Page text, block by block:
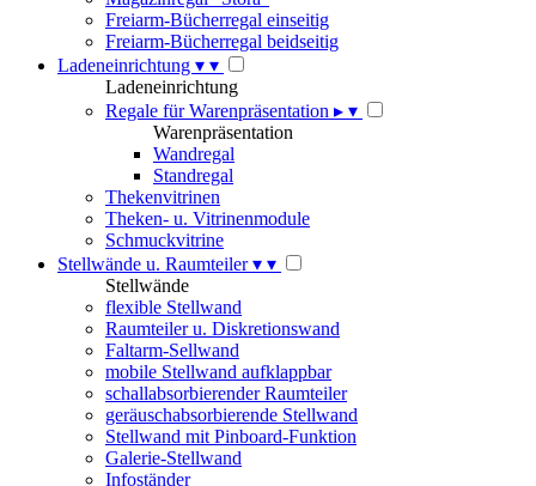
Freiarm-Bücherregal einseitig
Freiarm-Bücherregal beidseitig
Ladeneinrichtung ▾ ▾
Ladeneinrichtung
Regale für Warenpräsentation ▸ ▾
Warenpräsentation
Wandregal
Standregal
Thekenvitrinen
Theken- u. Vitrinenmodule
Schmuckvitrine
Stellwände u. Raumteiler▾ ▾
Stellwände
flexible Stellwand
Raumteiler u. Diskretionswand
Faltarm-Sellwand
mobile Stellwand aufklappbar
schallabsorbierender Raumteiler
geräuschabsorbierende Stellwand
Stellwand mit Pinboard-Funktion
Galerie-Stellwand
Infoständer